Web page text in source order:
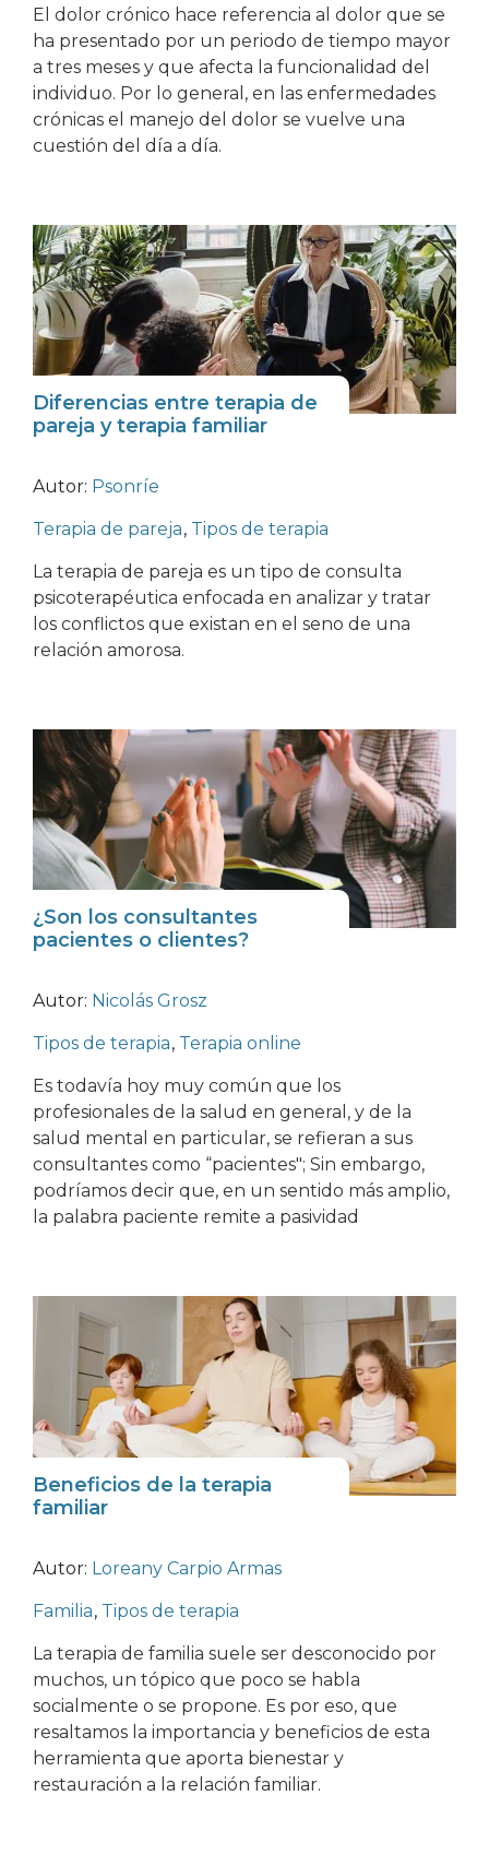
El dolor crónico hace referencia al dolor que se
ha presentado por un periodo de tiempo mayor
a tres meses y que afecta la funcionalidad del
individuo. Por lo general, en las enfermedades
crónicas el manejo del dolor se vuelve una
cuestión del día a día.
Diferencias entre terapia de
pareja y terapia familiar
Autor: Psonríe
Terapia de pareja, Tipos de terapia
La terapia de pareja es un tipo de consulta
psicoterapéutica enfocada en analizar y tratar
los conflictos que existan en el seno de una
relación amorosa.
¿Son los consultantes
pacientes o clientes?
Autor: Nicolás Grosz
Tipos de terapia, Terapia online
Es todavía hoy muy común que los
profesionales de la salud en general, y de la
salud mental en particular, se refieran a sus
consultantes como “pacientes"; Sin embargo,
podríamos decir que, en un sentido más amplio,
la palabra paciente remite a pasividad
Beneficios de la terapia
familiar
Autor: Loreany Carpio Armas
Familia, Tipos de terapia
La terapia de familia suele ser desconocido por
muchos, un tópico que poco se habla
socialmente o se propone. Es por eso, que
resaltamos la importancia y beneficios de esta
herramienta que aporta bienestar y
restauración a la relación familiar.